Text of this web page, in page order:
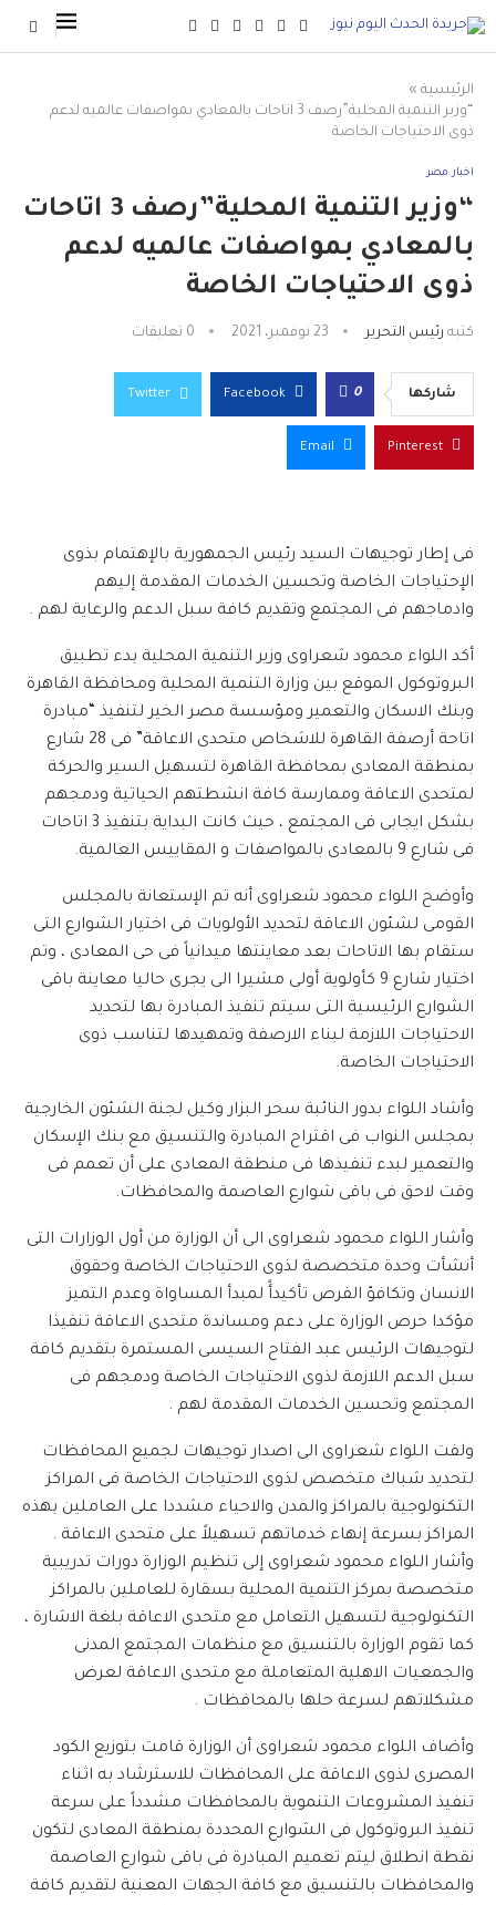
الرئيسية »
“وزير التنمية المحلية”رصف 3 اتاحات بالمعادي بمواصفات عالميه لدعم
ذوى الاحتياجات الخاصة
اخبار مصر
“وزير التنمية المحلية”رصف 3 اتاحات
بالمعادي بمواصفات عالميه لدعم
ذوى الاحتياجات الخاصة
كتبه رئيس التحرير 23 نوفمبر، 2021 0 تعليقات
شاركها 0
Facebook
Twitter
Pinterest
Email
فى إطار توجيهات السيد رئيس الجمهورية بالإهتمام بذوى
الإحتياجات الخاصة وتحسين الخدمات المقدمة إليهم
وادماجهم فى المجتمع وتقديم كافة سبل الدعم والرعاية لهم .
أكد اللواء محمود شعراوى وزير التنمية المحلية بدء تطبيق
البروتوكول الموقع بين وزارة التنمية المحلية ومحافظة القاهرة
وبنك الاسكان والتعمير ومؤسسة مصر الخير لتنفيذ “مبادرة
اتاحة أرصفة القاهرة للاشخاص متحدى الاعاقة” فى 28 شارع
بمنطقة المعادى بمحافظة القاهرة لتسهيل السير والحركة
لمتحدى الاعاقة وممارسة كافة انشطتهم الحياتية ودمجهم
بشكل ايجابى فى المجتمع ، حيث كانت البداية بتنفيذ 3 اتاحات
فى شارع 9 بالمعادى بالمواصفات و المقاييس العالمية.
وأوضح اللواء محمود شعراوى أنه تم الإستعانة بالمجلس
القومى لشئون الاعاقة لتحديد الأولويات فى اختيار الشوارع التى
ستقام بها الاتاحات بعد معاينتها ميدانياً فى حى المعادى ، وتم
اختيار شارع 9 كأولوية أولى مشيرا الى يجرى حاليا معاينة باقى
الشوارع الرئيسية التى سيتم تنفيذ المبادرة بها لتحديد
الاحتياجات اللازمة لبناء الارصفة وتمهيدها لتناسب ذوى
الاحتياجات الخاصة.
وأشاد اللواء بدور النائبة سحر البزار وكيل لجنة الشئون الخارجية
بمجلس النواب فى اقتراح المبادرة والتنسيق مع بنك الإسكان
والتعمير لبدء تنفيذها فى منطقة المعادى على أن تعمم فى
وقت لاحق فى باقى شوارع العاصمة والمحافظات.
وأشار اللواء محمود شعراوى الى أن الوزارة من أول الوزارات التى
أنشأت وحدة متخصصة لذوى الاحتياجات الخاصة وحقوق
الانسان وتكافؤ الفرص تأكيدأً لمبدأ المساواة وعدم التميز
مؤكدا حرص الوزارة على دعم ومساندة متحدى الاعاقة تنفيذا
لتوجيهات الرئيس عبد الفتاح السيسى المستمرة بتقديم كافة
سبل الدعم اللازمة لذوى الاحتياجات الخاصة ودمجهم فى
المجتمع وتحسين الخدمات المقدمة لهم .
ولفت اللواء شعراوى الى اصدار توجيهات لجميع المحافظات
لتحديد شباك متخصص لذوى الاحتياجات الخاصة فى المراكز
التكنولوجية بالمراكز والمدن والاحياء مشددا على العاملين بهذه
المراكز بسرعة إنهاء خدماتهم تسهيلاً على متحدى الاعاقة .
وأشار اللواء محمود شعراوى إلى تنظيم الوزارة دورات تدريبية
متخصصة بمركز التنمية المحلية بسقارة للعاملين بالمراكز
التكنولوجية لتسهيل التعامل مع متحدى الاعاقة بلغة الاشارة ،
كما تقوم الوزارة بالتنسيق مع منظمات المجتمع المدنى
والجمعيات الاهلية المتعاملة مع متحدى الاعاقة لعرض
مشكلاتهم لسرعة حلها بالمحافظات .
وأضاف اللواء محمود شعراوى أن الوزارة قامت بتوزيع الكود
المصرى لذوى الاعاقة على المحافظات للاسترشاد به اثناء
تنفيذ المشروعات التنموية بالمحافظات مشدداً على سرعة
تنفيذ البروتوكول فى الشوارع المحددة بمنطقة المعادى لتكون
نقطة انطلاق ليتم تعميم المبادرة فى باقى شوارع العاصمة
والمحافظات بالتنسيق مع كافة الجهات المعنية لتقديم كافة